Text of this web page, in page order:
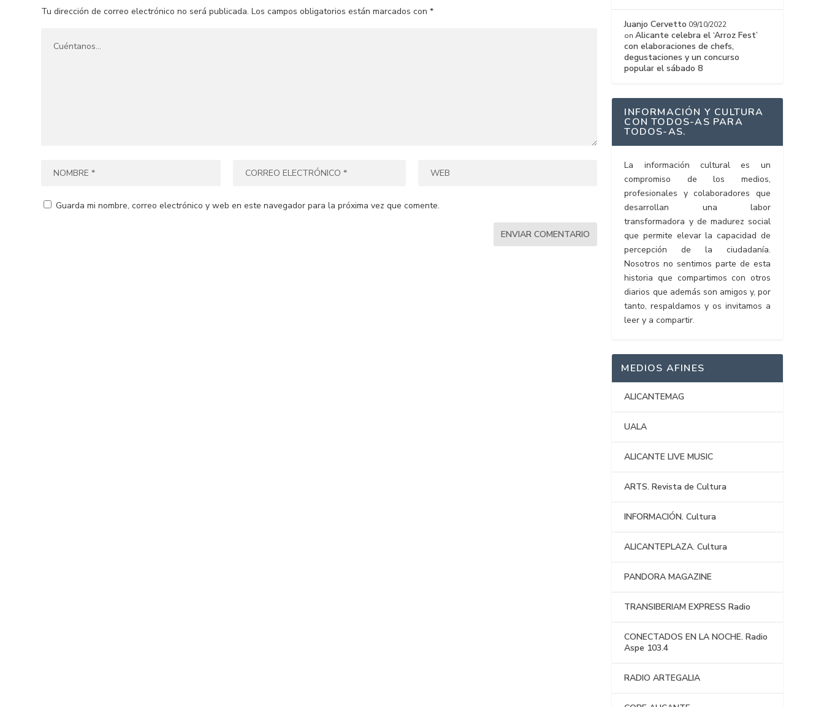
Tu dirección de correo electrónico no será publicada. Los campos obligatorios están marcados con*
Guarda mi nombre, correo electrónico y web en este navegador para la próxima vez que comente.
Juanjo Cervetto 09/10/2022
onAlicante celebra el ‘Arroz Fest’
con elaboraciones de chefs,
degustaciones y un concurso
popular el sábado 8
INFORMACIÓN Y CULTURA
CON TODOS-AS PARA
TODOS-AS.
La información cultural es un
compromiso de los medios,
profesionales y colaboradores que
desarrollan una labor
transformadora y de madurez social
que permite elevar la capacidad de
percepción de la ciudadanía.
Nosotros no sentimos parte de esta
historia que compartimos con otros
diarios que además son amigos y, por
tanto, respaldamos y os invitamos a
leer y a compartir.
MEDIOS AFINES
ALICANTEMAG
UALA
ALICANTE LIVE MUSIC
ARTS. Revista de Cultura
INFORMACIÓN. Cultura
ALICANTEPLAZA. Cultura
PANDORA MAGAZINE
TRANSIBERIAM EXPRESS Radio
CONECTADOS EN LA NOCHE. Radio
Aspe 103.4
RADIO ARTEGALIA